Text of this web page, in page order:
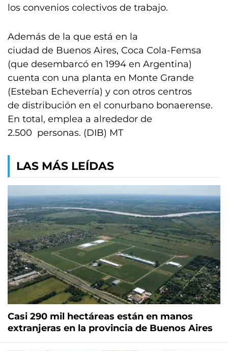
los convenios colectivos de trabajo.
Además de la que está en la
ciudad de Buenos Aires, Coca Cola-Femsa
(que desembarcó en 1994 en Argentina)
cuenta con una planta en Monte Grande
(Esteban Echeverría) y con otros centros
de distribución en el conurbano bonaerense.
En total, emplea a alrededor de
2.500 personas. (DIB) MT
LAS MÁS LEÍDAS
Casi 290 mil hectáreas están en manos
extranjeras en la provincia de Buenos Aires